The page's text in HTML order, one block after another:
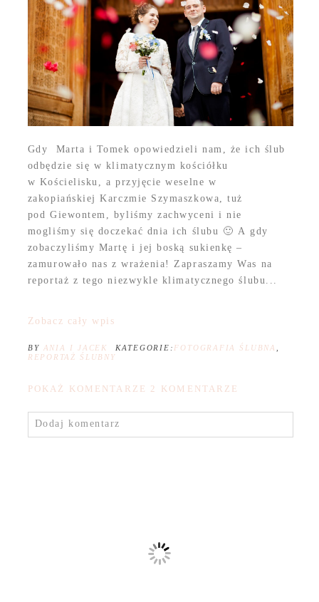
Gdy Marta i Tomek opowiedzieli nam, że ich ślub
odbędzie się w klimatycznym kościółku
w Kościelisku, a przyjęcie weselne w
zakopiańskiej Karczmie Szymaszkowa, tuż
pod Giewontem, byliśmy zachwyceni i nie
mogliśmy się doczekać dnia ich ślubu 🙂 A gdy
zobaczyliśmy Martę i jej boską sukienkę –
zamurowało nas z wrażenia! Zapraszamy Was na
reportaż z tego niezwykle klimatycznego ślubu...
Zobacz cały wpis
BY ANIA I JACEK KATEGORIE: FOTOGRAFIA ŚLUBNA
REPORTAŻ ŚLUBNY
POKAŻ KOMENTARZE 2 KOMENTARZE
Dodaj komentarz